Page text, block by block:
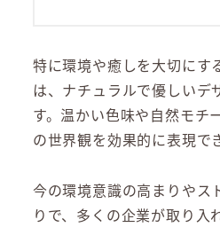
特に環境や癒しを大切にす
は、ナチュラルで優しいデ
す。温かい色味や自然モチ
の世界観を効果的に表現で
今の環境意識の高まりやス
りで、多くの企業が取り入